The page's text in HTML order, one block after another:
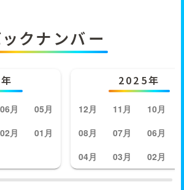
クナンバー
06月
05月
02月 01月
2025年
12月 11月 10月
08月
07月 06月
04月
03月 02月